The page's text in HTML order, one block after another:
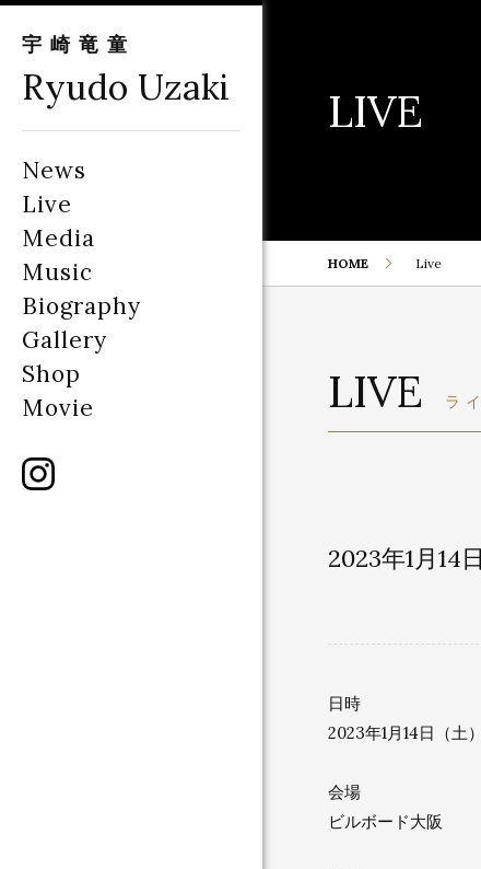
宇崎竜童
Ryudo Uzaki
News
Live
Media
Music
Biography
Gallery
Shop
Movie
LIVE
HOME Live
LIVE ラ
2023年1月14
日時
2023年1月14日（土）
会場
ビルボード大阪